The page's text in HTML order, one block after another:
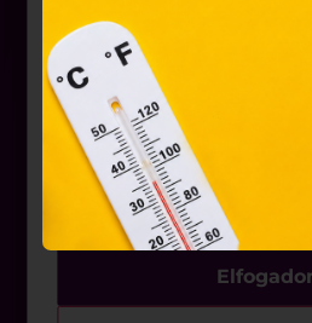
összefüggő szolgáltatások
2001. évi CVIII. törvény,
előírásainak megfelelően
weblapoknak, melyek az
belül működnek, a „sütik"
ezeknek a felhasználó
eszközén történő tárolásához
hozzájárulását kell kérniük.